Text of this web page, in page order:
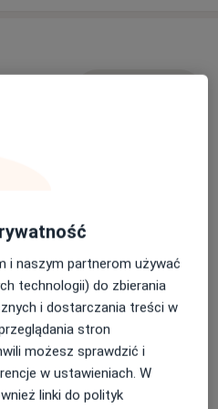
Umów wizytę
Umów wizytę
i naszym partnerom używać
technologii) do zbierania
i dostarczania treści w
stron
możesz sprawdzić i
w ustawieniach. W
linki do polityk